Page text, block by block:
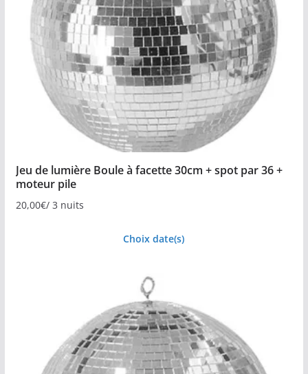
Jeu de lumière Boule à facette 30cm + spot par 36 +
moteur pile
20,00€/ 3 nuits
Choix date(s)